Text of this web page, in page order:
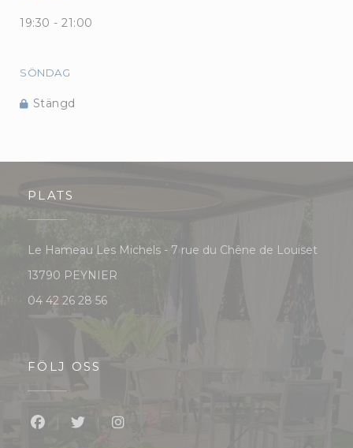
19:30 - 21:00
SÖNDAG
Stängd
PLATS
Le Hameau Les Michels - 7 rue du Chêne de Louiset
13790 PEYNIER
04 42 26 28 56
FÖLJ OSS